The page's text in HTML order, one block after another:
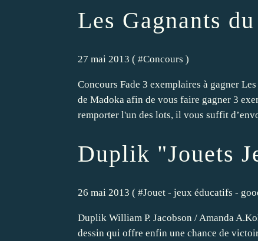
Les Gagnants
27 mai 2013 ( #Concours )
Concours Fade 3 exemplaires à gagner
de Madoka afin de vous faire gagner 3
remporter l'un des lots, il vous suffit
Duplik "Jouets
26 mai 2013 ( #Jouet - jeux éducatifs -
Duplik William P. Jacobson / Amanda
dessin qui offre enfin une chance de